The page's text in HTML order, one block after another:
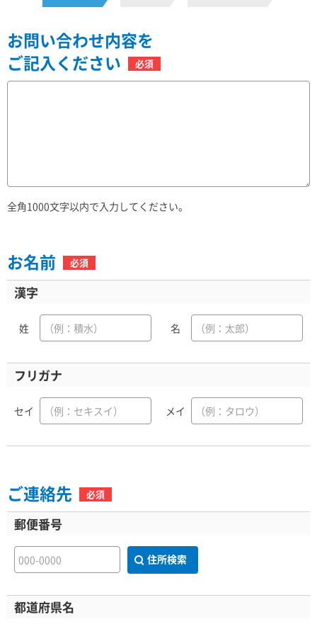
お問い合わせ内容を
ご記入ください
必須
全角1000文字以内で入力してください。
お名前 必須
漢字
姓 名
フリガナ
セイ メイ
ご連絡先 必須
郵便番号
住所検索
都道府県名